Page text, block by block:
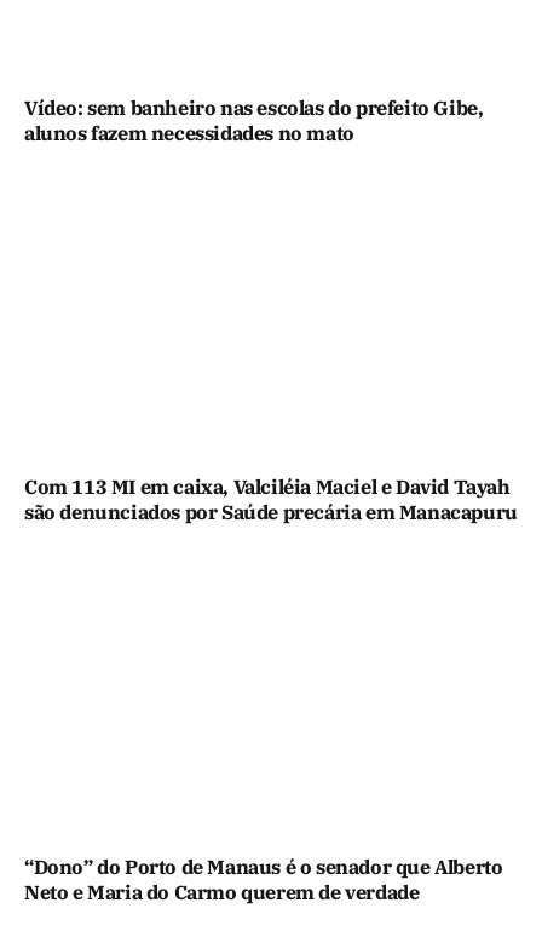
Vídeo: sem banheiro nas escolas do prefeito Gibe,
alunos fazem necessidades no mato
Com 113 MI em caixa, Valciléia Maciel e David Tayah
são denunciados por Saúde precária em Manacapuru
“Dono” do Porto de Manaus é o senador que Alberto
Neto e Maria do Carmo querem de verdade